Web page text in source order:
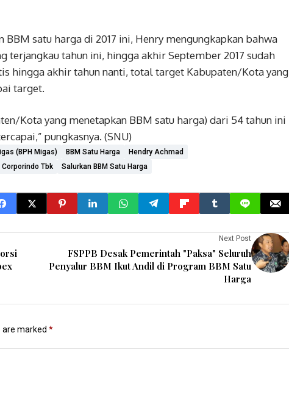
satu harga di 2017 ini, Henry mengungkapkan bahwa
tahun ini, hingga akhir September 2017 sudah
hingga akhir tahun nanti, total target Kabupaten/Kota yang
target.
Kota yang menetapkan BBM satu harga) dari 54 tahun ini
pungkasnya. (SNU)
(BPH Migas) BBM Satu Harga
Hendry Achmad
Corporindo Tbk Salurkan BBM Satu Harga
Next Post
FSPPB Desak Pemerintah "Paksa" Seluruh
Penyalur BBM Ikut Andil di Program BBM Satu
Harga
are marked *